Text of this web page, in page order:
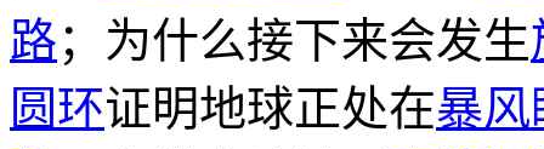
路；为什么接下来会发生
圆环证明地球正处在暴风